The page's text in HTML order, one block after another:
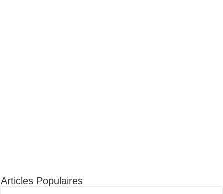
Articles Populaires